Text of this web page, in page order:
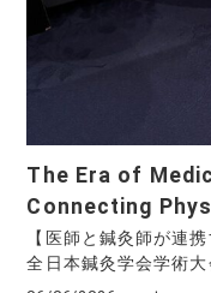
The Era of
Connecting
【医師と鍼灸師が連
全日本鍼灸学会学術大